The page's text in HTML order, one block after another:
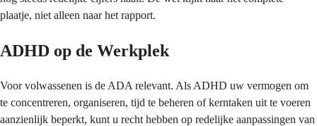
plaatje, niet alleen naar het rapport.
ADHD op de Werkplek
Voor volwassenen is de ADA relevant. Als ADHD uw vermogen om
te concentreren, organiseren, tijd te beheren of kerntaken uit te voeren
aanzienlijk beperkt, kunt u recht hebben op redelijke aanpassingen van